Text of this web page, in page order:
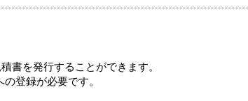
書を発行することができます。
登録が必要です。